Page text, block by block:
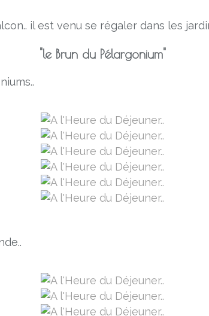
il est venu se régaler dans les
"le Brun du Pélargonium"